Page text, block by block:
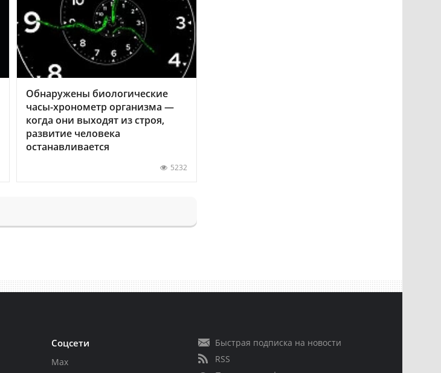
Обнаружены биологические
часы-хронометр организма —
когда они выходят из строя,
развитие человека
останавливается
5232
Соцсети
Max
Быстрая подписка на новости
RSS